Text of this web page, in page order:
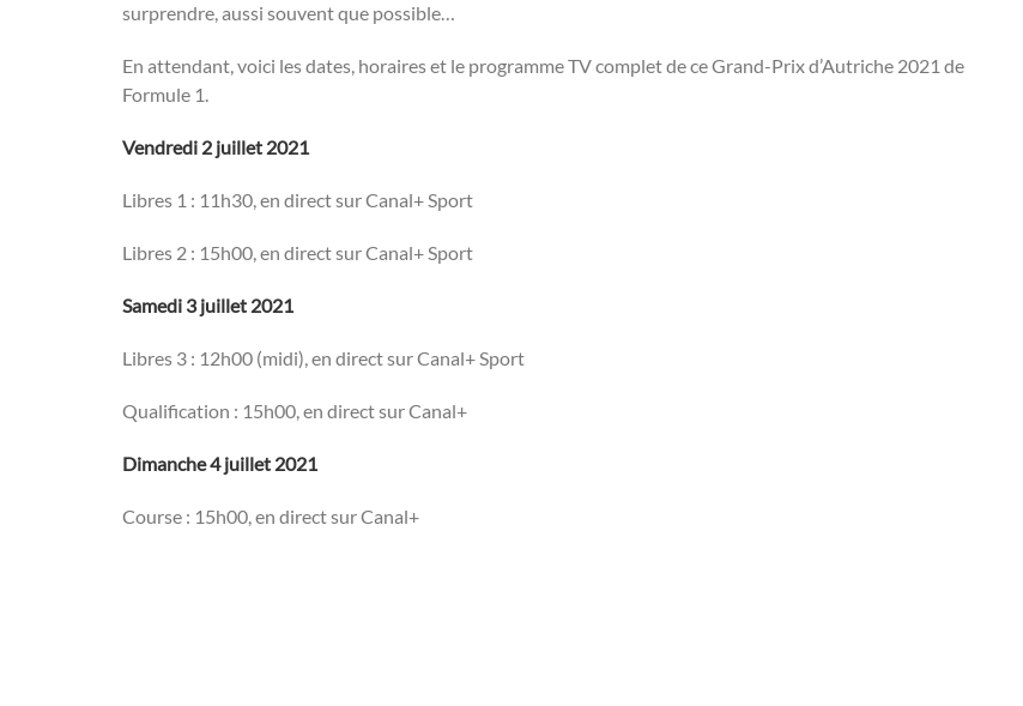
surprendre, aussi souvent que possible…
En attendant, voici les dates, horaires et le programme TV complet de ce Grand-Prix d’Autriche 2021 de
Formule 1.
Vendredi 2 juillet 2021
Libres 1 : 11h30, en direct sur Canal+ Sport
Libres 2 : 15h00, en direct sur Canal+ Sport
Samedi 3 juillet 2021
Libres 3 : 12h00 (midi), en direct sur Canal+ Sport
Qualification : 15h00, en direct sur Canal+
Dimanche 4 juillet 2021
Course : 15h00, en direct sur Canal+